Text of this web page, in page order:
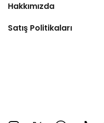
Hakkımızda
Satış Politikaları